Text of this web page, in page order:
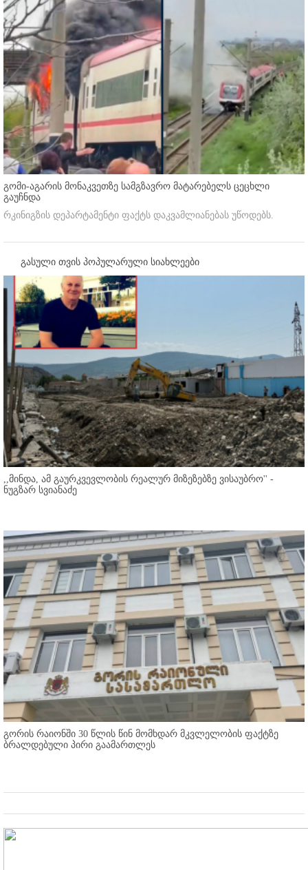
გომი-აგარის მონაკვეთზე სამგზავრო მატარებელს ცეცხლი
გაუჩნდა
რკინიგზის დეპარტამენტი ფაქტს დაკვამლიანებას უწოდებს.
გასული თვის პოპულარული სიახლეები
,,მინდა, ამ გაურკვევლობის რეალურ მიზეზებზე ვისაუბრო'' -
ნუგზარ სვიანაძე
გორის რაიონში 30 წლის წინ მომხდარ მკვლელობის ფაქტზე
ბრალდებული პირი გაამართლეს